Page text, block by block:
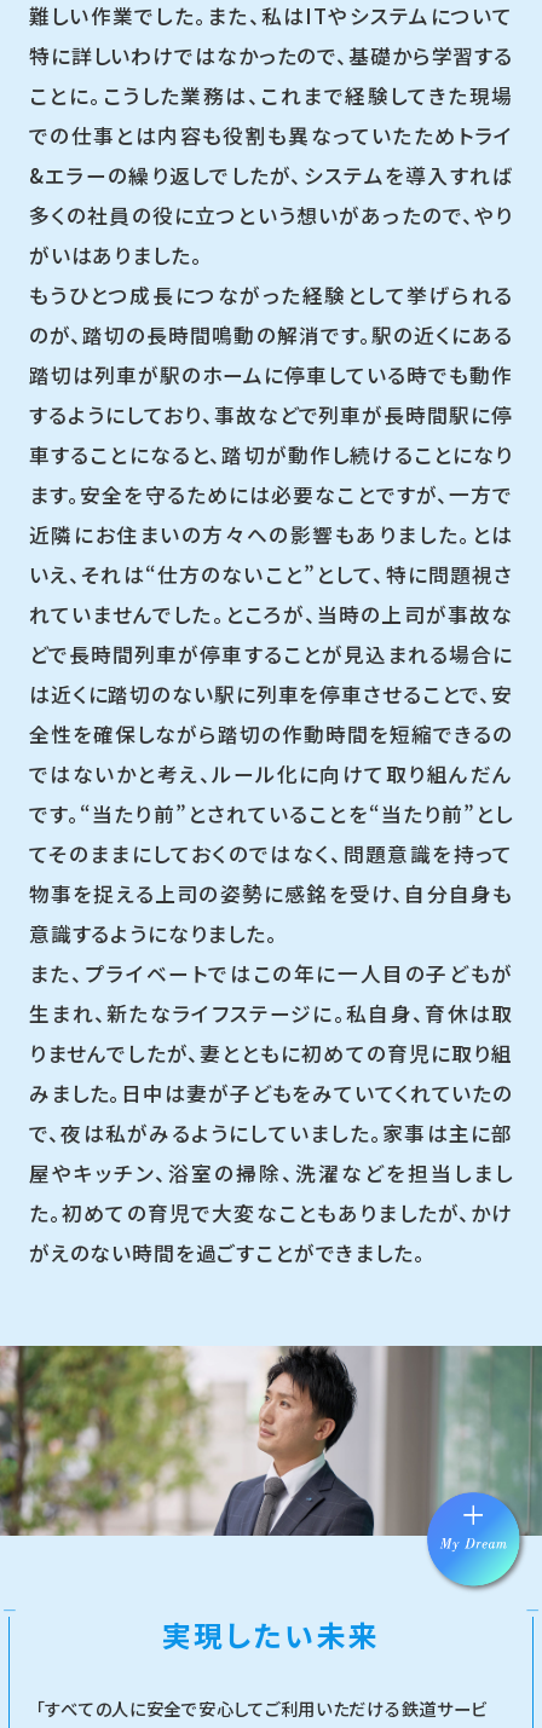
難しい作業でした。また、私はITやシステムについて
特に詳しいわけではなかったので、基礎から学習する
ことに。こうした業務は、これまで経験してきた現場
での仕事とは内容も役割も異なっていたためトライ
&エラーの繰り返しでしたが、システムを導入すれば
多くの社員の役に立つという想いがあったので、やり
がいはありました。
もうひとつ成長につながった経験として挙げられる
のが、踏切の長時間鳴動の解消です。駅の近くにある
踏切は列車が駅のホームに停車している時でも動作
するようにしており、事故などで列車が長時間駅に停
車することになると、踏切が動作し続けることになり
ます。安全を守るためには必要なことですが、一方で
近隣にお住まいの方々への影響もありました。とは
いえ、それは“仕方のないこと”として、特に問題視さ
れていませんでした。ところが、当時の上司が事故な
どで長時間列車が停車することが見込まれる場合に
は近くに踏切のない駅に列車を停車させることで、安
全性を確保しながら踏切の作動時間を短縮できるの
ではないかと考え、ルール化に向けて取り組んだん
です。“当たり前”とされていることを“当たり前”とし
てそのままにしておくのではなく、問題意識を持って
物事を捉える上司の姿勢に感銘を受け、自分自身も
意識するようになりました。
また、プライベートではこの年に一人目の子どもが
生まれ、新たなライフステージに。私自身、育休は取
りませんでしたが、妻とともに初めての育児に取り組
みました。日中は妻が子どもをみていてくれていたの
で、夜は私がみるようにしていました。家事は主に部
屋やキッチン、浴室の掃除、洗濯などを担当しまし
た。初めての育児で大変なこともありましたが、かけ
がえのない時間を過ごすことができました。
実現したい未来
「すべての人に安全で安心してご利用いただける鉄道サービ